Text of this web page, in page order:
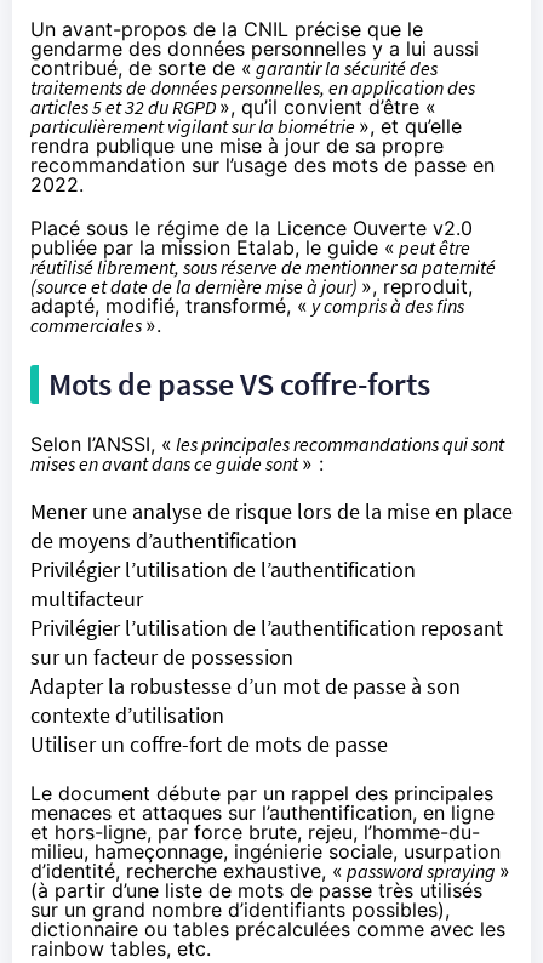
Un avant-propos de la CNIL précise que le
gendarme des données personnelles y a lui aussi
contribué, de sorte de «garantir la sécurité des
traitements de données personnelles, en application des
articles 5et 32du RGPD », qu’il convient d’être «
particulièrement vigilant sur la biométrie », et qu’elle
rendra publique une mise à jour de sa propre
recommandation sur l’usage des mots de passe en
2022.
Placé sous le régime de la Licence Ouverte v2.0
publiée par la mission Etalab, le guide « peut être
réutilisé librement, sous réserve de mentionner sa paternité
(source et date de la dernière mise à jour) », reproduit,
adapté, modifié, transformé, « y compris à des fins
commerciales ».
Mots de passe VS coffre-forts
Selon l’ANSSI, « les principales recommandations qui sont
mises en avant dans ce guide sont» :
Mener une analyse de risque lors de la mise en place
de moyens d’authentification
Privilégier l’utilisation de l’authentification
multifacteur
Privilégier l’utilisation de l’authentification reposant
sur un facteur de possession
Adapter la robustesse d’un mot de passe à son
contexte d’utilisation
Utiliser un coffre-fort de mots de passe
Le document débute par un rappel des principales
menaces et attaques sur l’authentification, en ligne
et hors-ligne, par force brute, rejeu, l’homme-du-
milieu, hameçonnage, ingénierie sociale, usurpation
d’identité, recherche exhaustive, « password spraying »
(à partir d’une liste de mots de passe très utilisés
sur un grand nombre d’identifiants possibles),
dictionnaire ou tables précalculées comme avec les
rainbow tables, etc.